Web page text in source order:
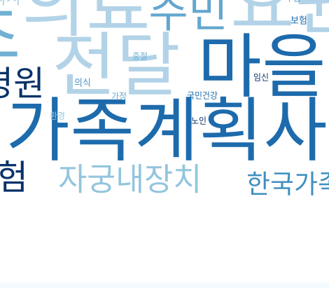
전달
가족계획
마을
원
자궁내장치 한국가
보험
의식
가정
노인
국민건강
환경
임신
중절